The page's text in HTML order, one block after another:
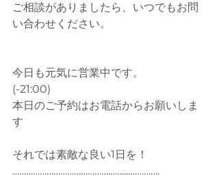
ご相談がありましたら、いつでもお問
い合わせください。
今日も元気に営業中です。
(-21:00)
本日のご予約はお電話からお願いしま
す
それでは素敵な良い1日を！
…………………………………………....………….